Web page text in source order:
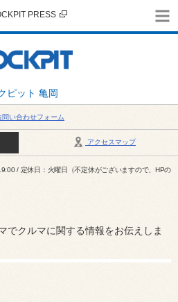
ピット 亀岡
PRESS
問い合わせフォーム
アクセスマップ
/ 定休日：火曜日（不定休がございますので、HPの
でクルマに関する情報をお伝えしま